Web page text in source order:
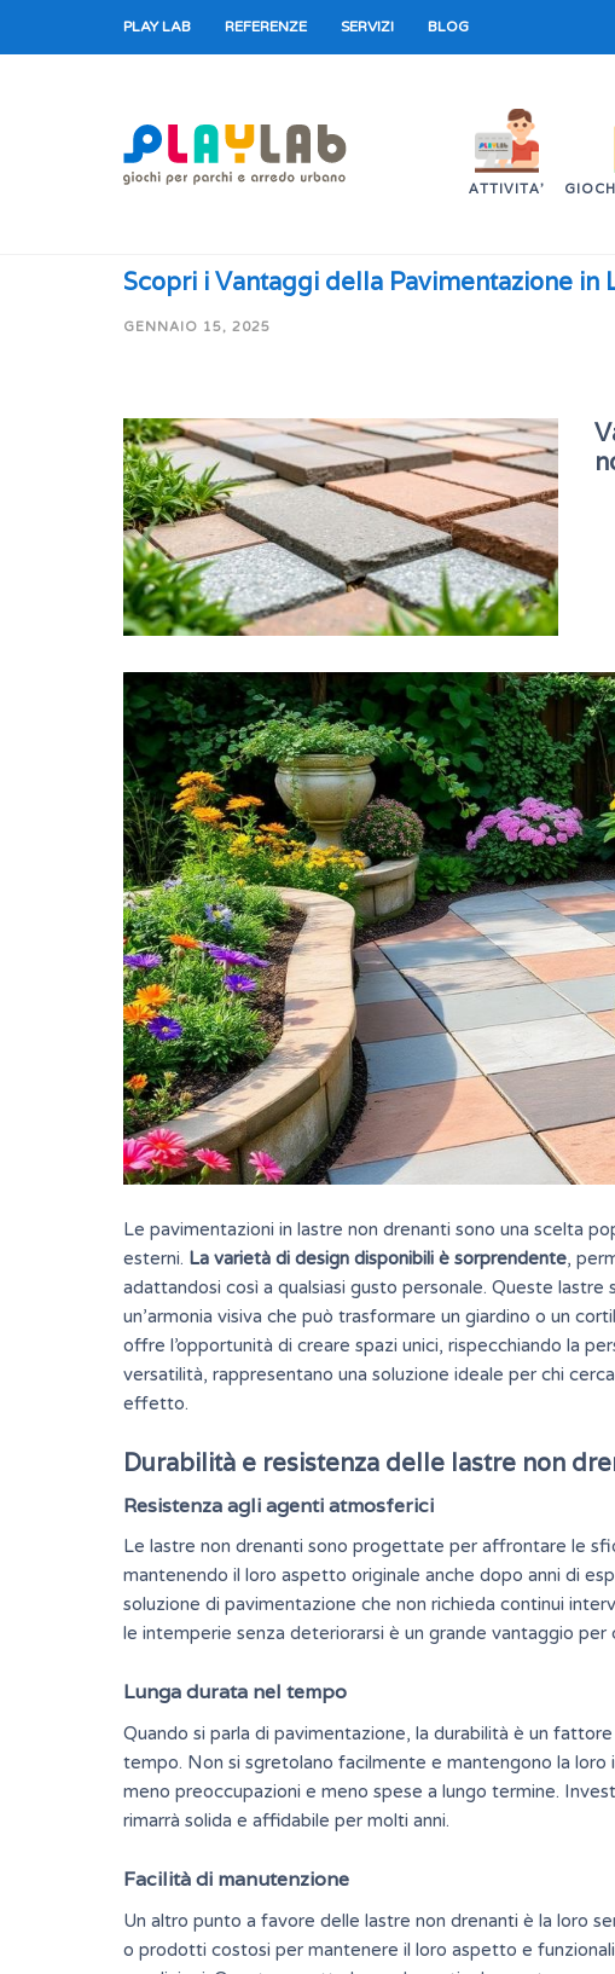
PLAY LAB REFERENZE SERVIZI BLOG
ATTIVITA’
Scopri i Vantaggi della Pavimentazione in
GENNAIO 15, 2025
Le pavimentazioni in lastre non drenanti sono una scelta
esterni. La varietà di design disponibili è sorprendente,
adattandosi così a qualsiasi gusto personale. Queste
un’armonia visiva che può trasformare un giardino o un
offre l’opportunità di creare spazi unici, rispecchiando la
versatilità, rappresentano una soluzione ideale per chi
effetto.
Durabilità e resistenza delle lastre non
Resistenza agli agenti atmosferici
Le lastre non drenanti sono progettate per affrontare le
mantenendo il loro aspetto originale anche dopo anni di
soluzione di pavimentazione che non richieda continui
le intemperie senza deteriorarsi è un grande vantaggio per
Lunga durata nel tempo
Quando si parla di pavimentazione, la durabilità è un fattore
tempo. Non si sgretolano facilmente e mantengono la
meno preoccupazioni e meno spese a lungo termine.
rimarrà solida e affidabile per molti anni.
Facilità di manutenzione
Un altro punto a favore delle lastre non drenanti è la loro
o prodotti costosi per mantenere il loro aspetto e